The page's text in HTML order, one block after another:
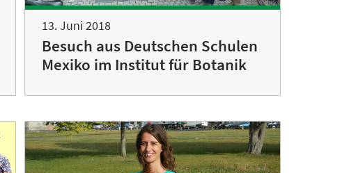
13. Juni 2018
Besuch aus Deutschen Schulen
Mexiko im Institut für Botanik